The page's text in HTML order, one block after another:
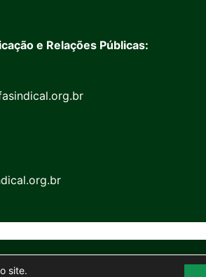
e Relações Públicas:
site.